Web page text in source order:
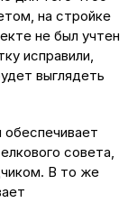
на стройке
не был учтен
исправили,
выглядеть
совета,
В то же